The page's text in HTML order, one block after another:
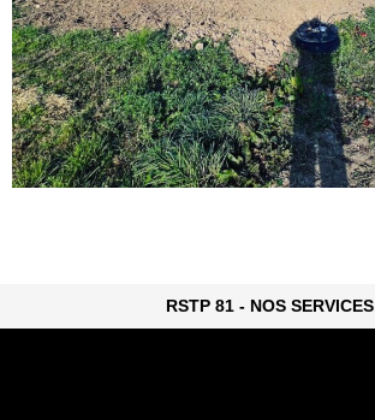
RSTP 81 - NOS SERVICES